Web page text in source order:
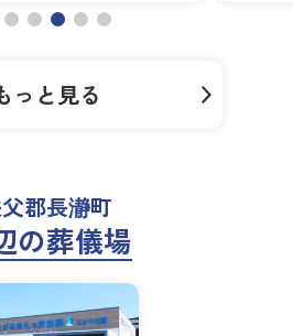
っと見る
郡長瀞町
の葬儀場